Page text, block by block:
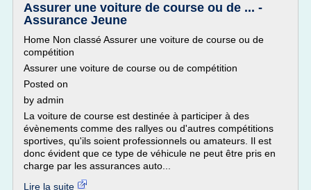
Assurer une voiture de course ou de ... -
Assurance Jeune
Home Non classé Assurer une voiture de course ou de
compétition
Assurer une voiture de course ou de compétition
Posted on
by admin
La voiture de course est destinée à participer à des
évènements comme des rallyes ou d'autres compétitions
sportives, qu'ils soient professionnels ou amateurs. Il est
donc évident que ce type de véhicule ne peut être pris en
charge par les assurances auto...
Lire la suite